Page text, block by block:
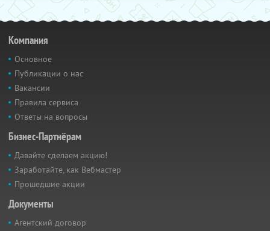
Компания
Основное
Публикации о нас
Вакансии
Правила сервиса
Ответы на вопросы
Бизнес-Партнёрам
Давайте сделаем акцию!
Заработайте, как Вебмастер
Прошедшие акции
Документы
Агентский договор